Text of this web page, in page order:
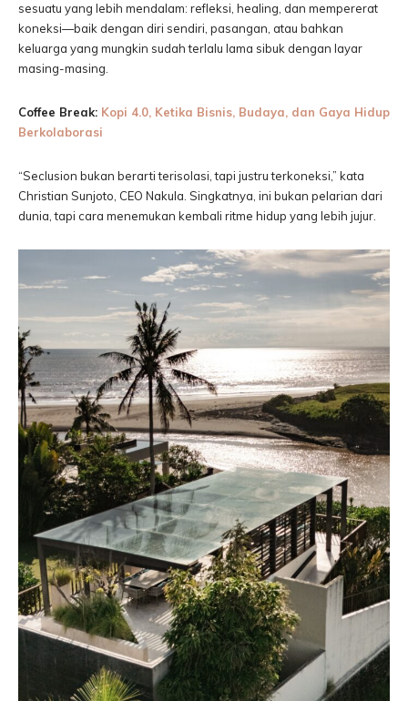
sesuatu yang lebih mendalam: refleksi, healing, dan mempererat
koneksi—baik dengan diri sendiri, pasangan, atau bahkan
keluarga yang mungkin sudah terlalu lama sibuk dengan layar
masing-masing.
Coffee Break: Kopi 4.0, Ketika Bisnis, Budaya, dan Gaya Hidup
Berkolaborasi
“Seclusion bukan berarti terisolasi, tapi justru terkoneksi,” kata
Christian Sunjoto, CEO Nakula. Singkatnya, ini bukan pelarian dari
dunia, tapi cara menemukan kembali ritme hidup yang lebih jujur.